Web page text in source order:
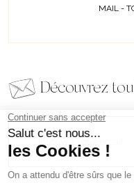
MAIL -
Découvrez
EMAIL